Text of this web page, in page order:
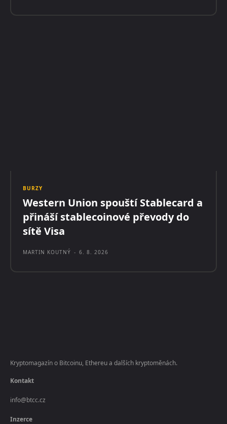
BURZY
Western Union spouští Stablecard a
přináší stablecoinové převody do
sítě Visa
MARTIN KOUTNÝ - 6. 8. 2026
Kryptomagazín o Bitcoinu, Ethereu a dalších kryptoměnách.
Kontakt
info@btcc.cz
Inzerce